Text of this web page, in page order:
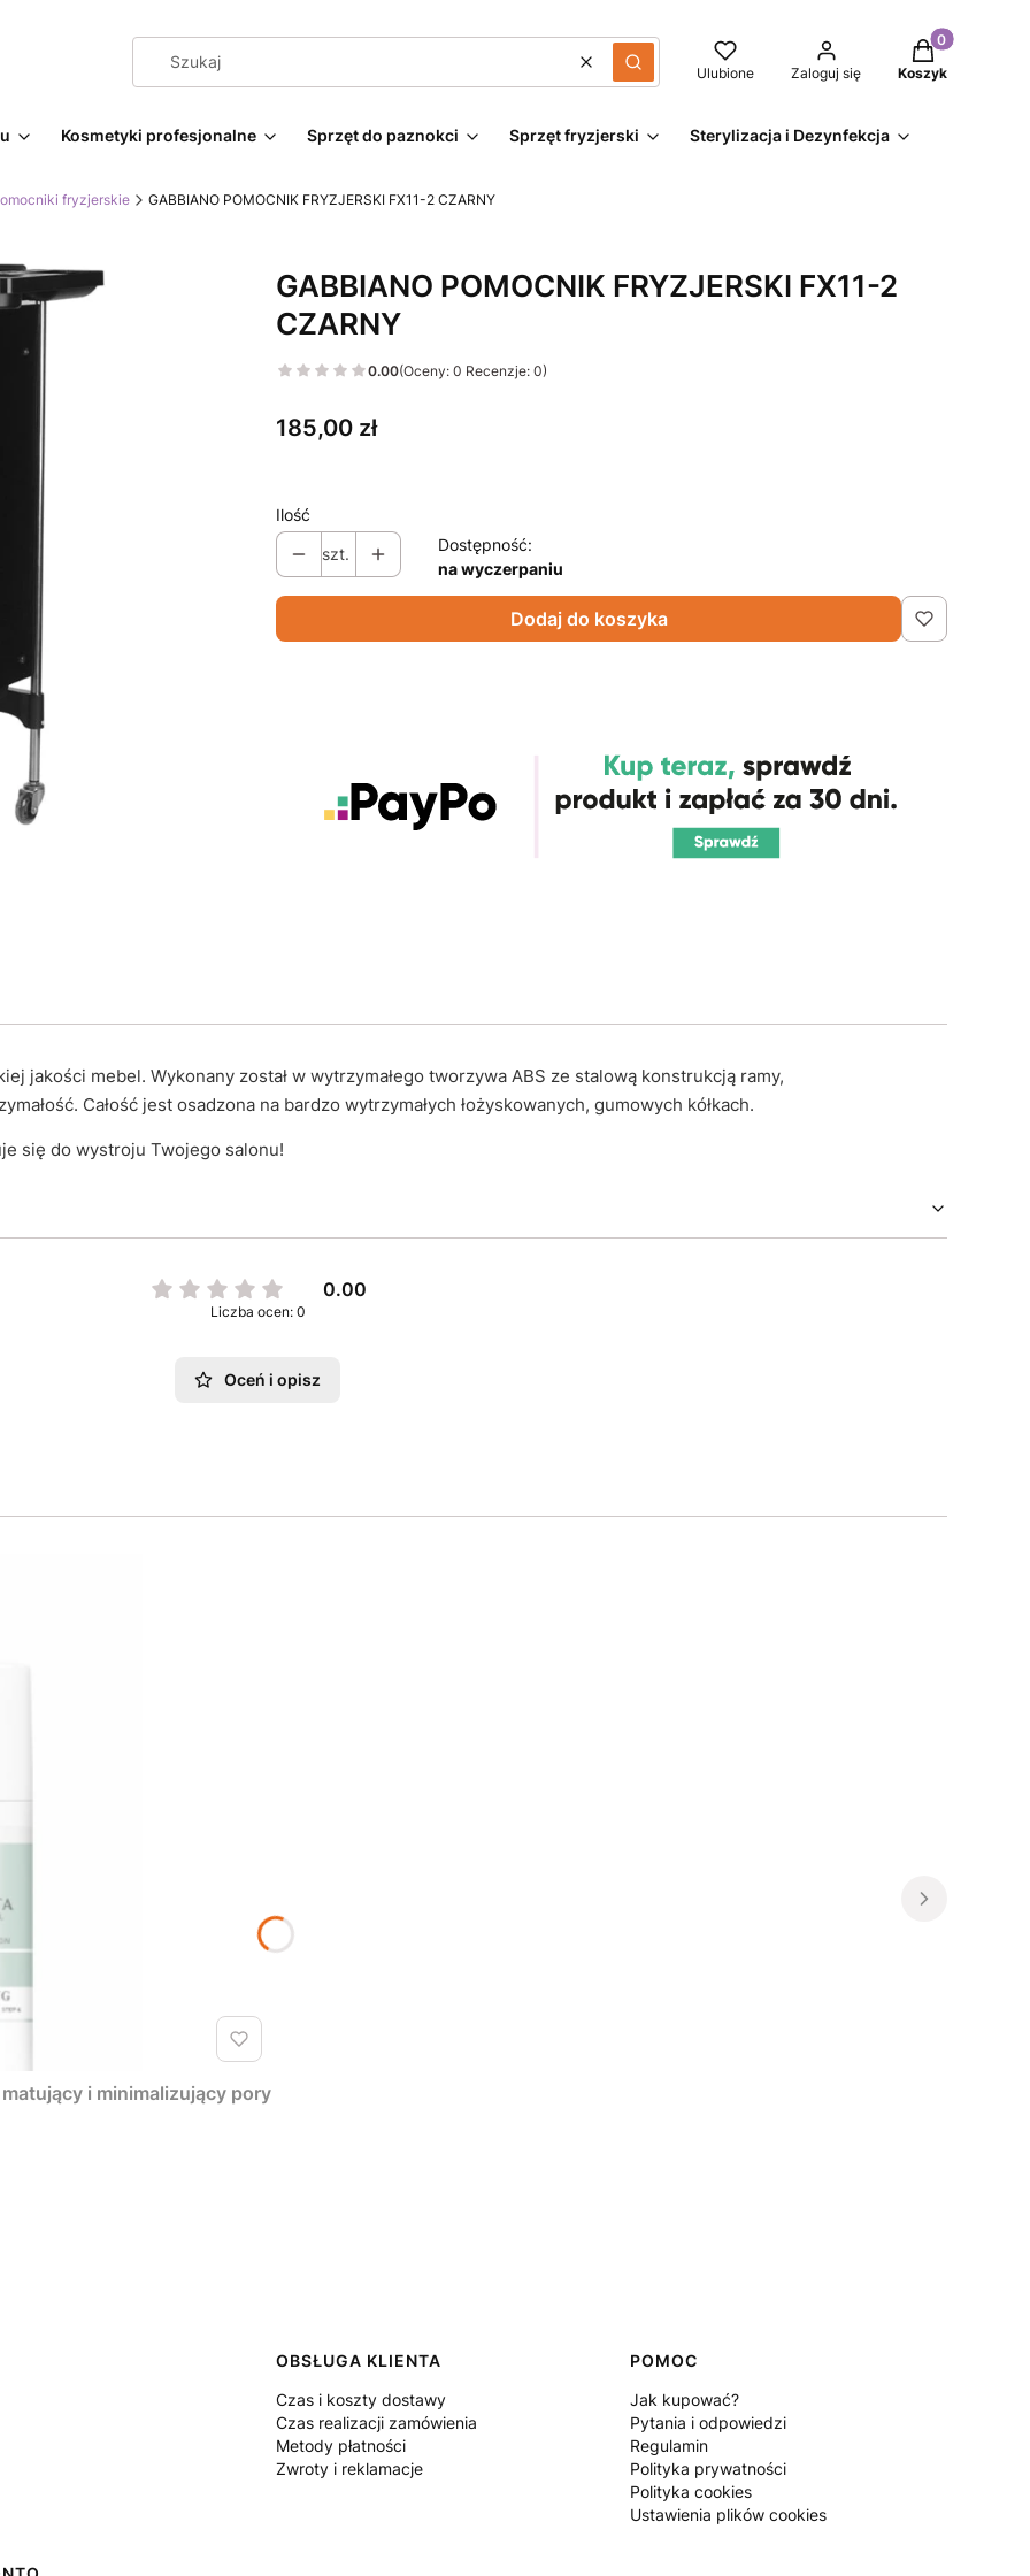
WyczyśćSzukaj Ulubione Zaloguj się
Produkty w
Koszyk
Kosmetyki profesjonalne Sprzęt do paznokci Sprzęt fryzjerski Sterylizacja i Dezynfekcja
fryzjerskie GABBIANO POMOCNIK FRYZJERSKI FX11-2 CZARNY
GABBIANO POMOCNIK FRYZJERSKI FX11-2
CZARNY
0.00(Oceny: 0 Recenzje: 0)
Cena
185,00 zł
Ilość
szt.
Dostępność:
na wyczerpaniu
Dodaj do koszyka
jakości mebel. Wykonany został w wytrzymałego tworzywa ABS ze stalową konstrukcją ramy,
Całość jest osadzona na bardzo wytrzymałych łożyskowanych, gumowych kółkach.
się do wystroju Twojego salonu!
0.00
Liczba ocen: 0
Oceń i opisz
i minimalizujący pory
OBSŁUGA KLIENTA
Czas i koszty dostawy
Czas realizacji zamówienia
Metody płatności
Zwroty i reklamacje
POMOC
Jak kupować?
Pytania i odpowiedzi
Regulamin
Polityka prywatności
Polityka cookies
Ustawienia plików cookies